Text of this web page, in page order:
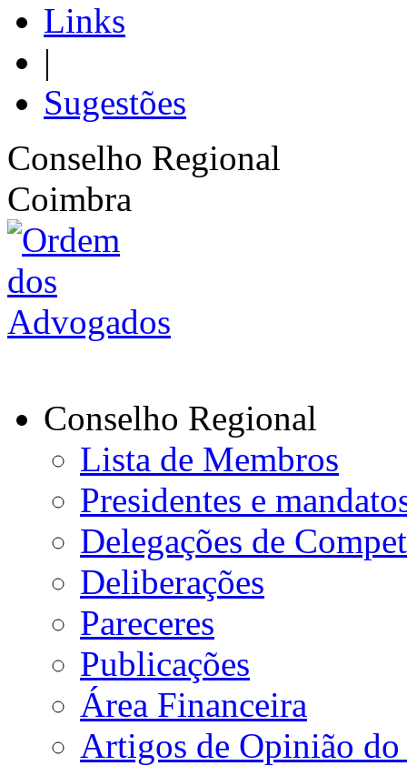
Links
|
Sugestões
Conselho Regional
Coimbra
Conselho Regional
Lista de Membros
Presidentes e
Delegações de
Deliberações
Pareceres
Publicações
Área Financeira
Artigos de Opinião do